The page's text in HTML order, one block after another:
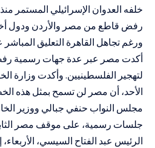
خلفه العدوان الإسرائيلي المستمر منذ أكثر
رفض قاطع من مصر والأردن ودول
ورغم تجاهل القاهرة التعليق
أكدت مصر عبر عدة جهات رسمية
لتهجير الفلسطينيين. وأكدت وزارة
الأحد، أن مصر لن تسمح بمثل هذه
مجلس النواب حنفي جبالي ووزير
جلسات رسمية، على موقف مصر
الرئيس عبد الفتاح السيسي،